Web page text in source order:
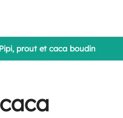
Pipi, prout et caca boudin